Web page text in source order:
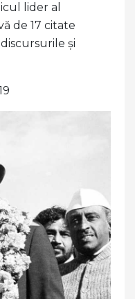
lider al
de 17 citate
și